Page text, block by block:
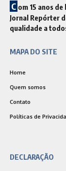
C om 15 anos
Jornal Repórter
qualidade a
MAPA DO SITE
Home
Quem somos
Contato
Políticas de
DECLARAÇÃO